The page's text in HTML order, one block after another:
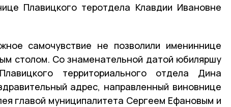
Плавицкого теротдела Клавдии Ивановне
самочувствие не позволили имениннице
столом. Со знаменательной датой юбиляршу
территориального отдела Дина
адрес, направленный виновнице
главой муниципалитета Сергеем Ефановым и